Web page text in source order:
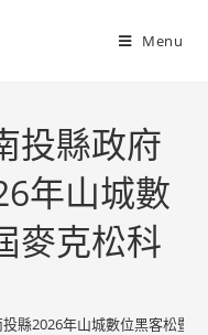
Menu
投縣政府
年山城數
麥克松科
縣2026年山城數位黑客松暨